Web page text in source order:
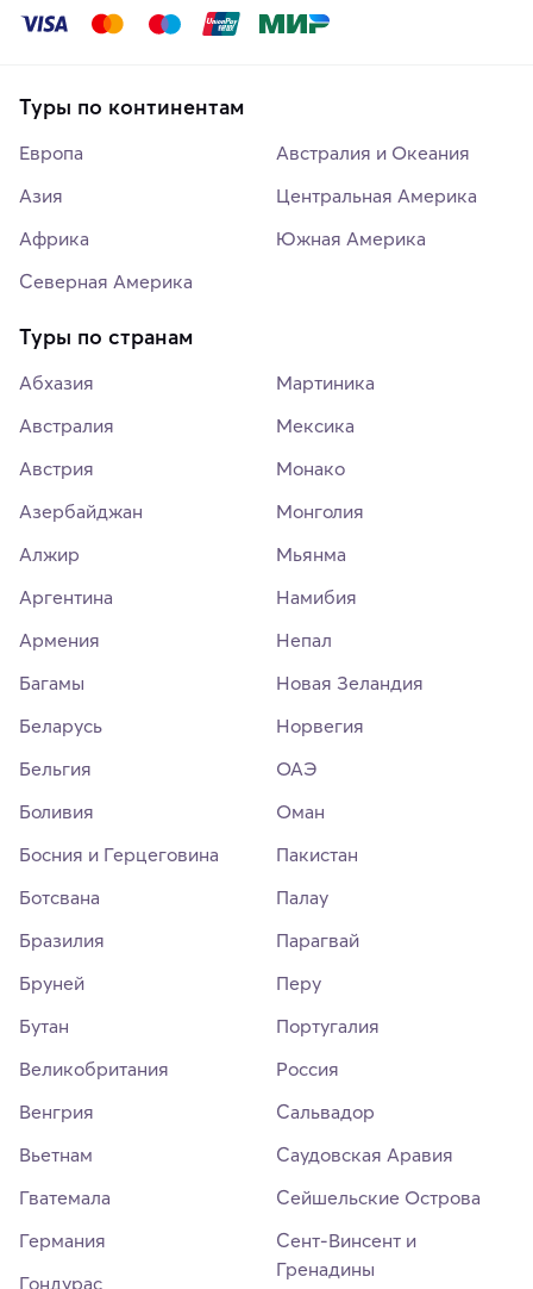
Туры по континентам
Европа
Азия
Африка
Северная Америка
Австралия и Океания
Центральная Америка
Южная Америка
Туры по странам
Абхазия
Австралия
Австрия
Азербайджан
Алжир
Аргентина
Армения
Багамы
Беларусь
Бельгия
Боливия
Босния и Герцеговина
Ботсвана
Бразилия
Бруней
Бутан
Великобритания
Венгрия
Вьетнам
Гватемала
Германия
Гондурас
Мартиника
Мексика
Монако
Монголия
Мьянма
Намибия
Непал
Новая Зеландия
Норвегия
ОАЭ
Оман
Пакистан
Палау
Парагвай
Перу
Португалия
Россия
Сальвадор
Саудовская Аравия
Сейшельские Острова
Сент-Винсент и
Гренадины